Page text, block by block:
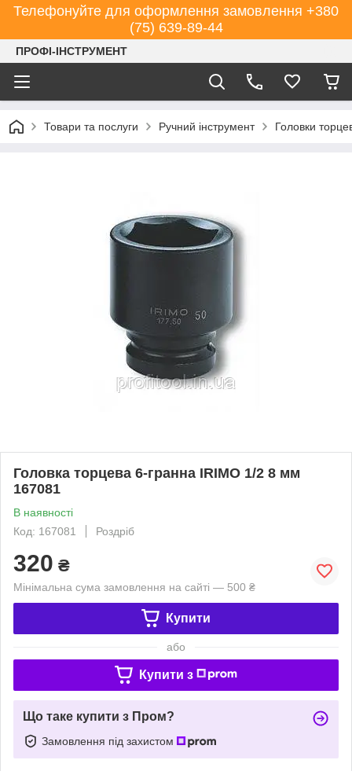
Телефонуйте для оформлення замовлення +380
(75) 639-89-44
ПРОФІ-ІНСТРУМЕНТ
Товари та послуги Ручний інструмент Головки
Головка торцева 6-гранна IRIMO 1/2 8 мм
167081
В наявності
Код: 167081
Роздріб
320 ₴
Мінімальна сума замовлення на сайті — 500 ₴
Купити
або
Купити з
Що таке купити з Пром?
Замовлення під захистом